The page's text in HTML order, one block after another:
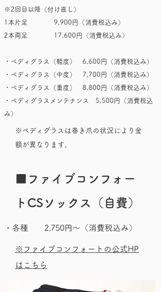
※2回目以降（付け直し）
1本片足 9,900円（消費税込み）
2本両足 17,600円（消費税込み）
・ペディグラス（軽度） 6,600円（消費税込み）
・ペディグラス（中度） 7,700円（消費税込み）
・ペディグラス（重度） 8,800円（消費税込み）
​・ペディグラスメンテナンス 5,500円（消費税込
み）
※ペディグラスは巻き爪の状況により金
額が異なります。
​■ファイブコンフォー
トCSソックス（自費）
・各種 2,750円〜（消費税込み）
※ファイブコンフォートの公式HP
はこちら